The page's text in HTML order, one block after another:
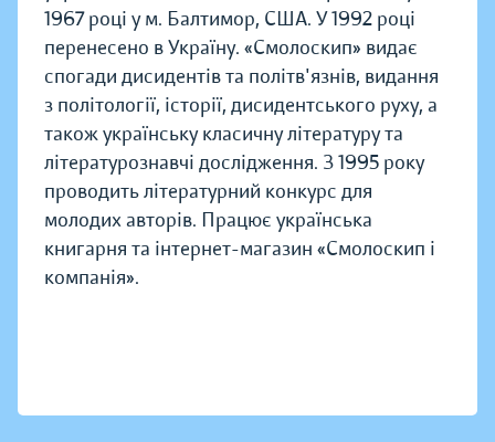
1967 році у м. Балтимор, США. У 1992 році
перенесено в Україну. «Смолоскип» видає
спогади дисидентів та політв'язнів, видання
з політології, історії, дисидентського руху, а
також українську класичну літературу та
літературознавчі дослідження. З 1995 року
проводить літературний конкурс для
молодих авторів. Працює українська
книгарня та інтернет-магазин «Смолоскип і
компанія».